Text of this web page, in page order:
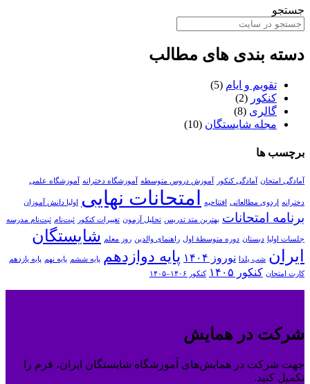
جستجو
دسته بندی های مطالب
تقویم و ایام (5)
کنکور (2)
گالری (8)
مجله شایستگان (10)
برچسب ها
آمادگی امتحان آمادگی کنکور آموزش دروس متوسطه آموزشگاه دخترانه آموزشگاه علمی
دخترانه اردوی مطالعاتی افتتاحیه امتحانات نهایی اولیا دانش آموزان
برنامه امتحانات بهترین متد تدریس تحلیل آزمون تغییرات کنکور ثبت‌نام ثبت‌نام مدرسه
جلسات اولیا دبستان دوره متوسطهٔ اول راهنمای والدین روز معلم
شایستگان
ایران شب یلدا نوروز ۱۴۰۴ پایه دوازدهم پایه ششم پایه نهم
پایه یازدهم
کارت امتحان کنکور ۱۴۰۵ کنکور ۱۴۰۶–۱۴۰۵
شرکت در همایش
جهت شرکت در همایش‌های آموزشگاه شایستگان ایران، فرم را
تکمیل کنید.